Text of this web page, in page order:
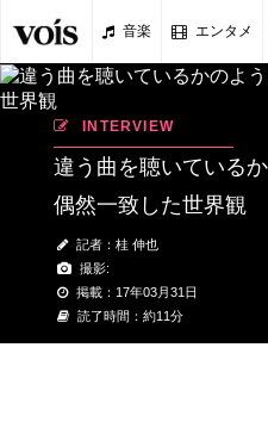
音楽 エンタメ
INTERVIEW
違う曲を聴いている
偶然一致した世界観
記者：桂 伸也
撮影:
掲載：17年03月31日
読了時間：約11分